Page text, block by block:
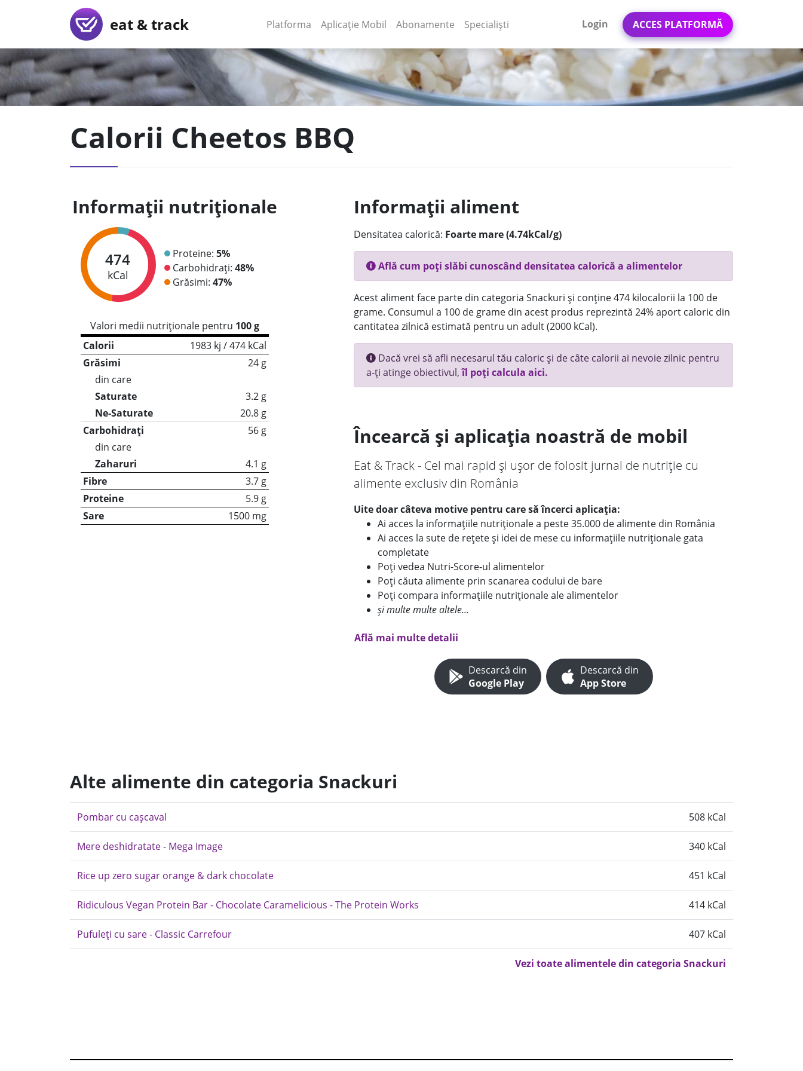
eat & track Platforma (current)
Aplicație Mobil (current)
Abonamente Specialiști Login ACCES PLATFORMĂ
Calorii Cheetos BBQ
Informații nutriționale
474
kCal
Proteine: 5%
Carbohidrați: 48%
Grăsimi: 47%
Valori medii nutriționale pentru 100 g
Calorii
1983 kj / 474 kCal
Grăsimi
24 g
din care
Saturate
3.2 g
Ne-Saturate
20.8 g
Carbohidrați
56 g
din care
Zaharuri
4.1 g
Fibre
3.7 g
Proteine
5.9 g
Sare
1500 mg
Informații aliment
Densitatea calorică: Foarte mare (4.74kCal/g)
Află cum poți slăbi cunoscând densitatea calorică a alimentelor
Acest aliment face parte din categoria Snackuri și conține 474 kilocalorii la 100 de
grame. Consumul a 100 de grame din acest produs reprezintă 24% aport caloric din
cantitatea zilnică estimată pentru un adult (2000 kCal).
Dacă vrei să afli necesarul tău caloric și de câte calorii ai nevoie zilnic pentru
a-ți atinge obiectivul,îl poți calcula aici.
Încearcă și aplicația noastră de mobil
Eat & Track - Cel mai rapid și ușor de folosit jurnal de nutriție cu
alimente exclusiv din România
Uite doar câteva motive pentru care să încerci aplicația:
Ai acces la informațiile nutriționale a peste 35.000 de alimente din România
Ai acces la sute de rețete și idei de mese cu informațiile nutriționale gata
completate
Poți vedea Nutri-Score-ul alimentelor
Poți căuta alimente prin scanarea codului de bare
Poți compara informațiile nutriționale ale alimentelor
și multe multe altele...
Află mai multe detalii
Descarcă din
Google Play
Descarcă din
App Store
Alte alimente din categoria Snackuri
Pombar cu cașcaval 508 kCal
Mere deshidratate - Mega Image 340 kCal
Rice up zero sugar orange & dark chocolate 451 kCal
Ridiculous Vegan Protein Bar - Chocolate Caramelicious - The Protein Works 414 kCal
Pufuleți cu sare - Classic Carrefour 407 kCal
Vezi toate alimentele din categoria Snackuri